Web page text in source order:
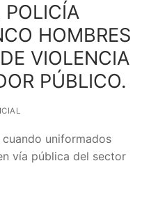
POLICÍA
HOMBRES
VIOLENCIA
PÚBLICO.
uniformados
vía pública del sector